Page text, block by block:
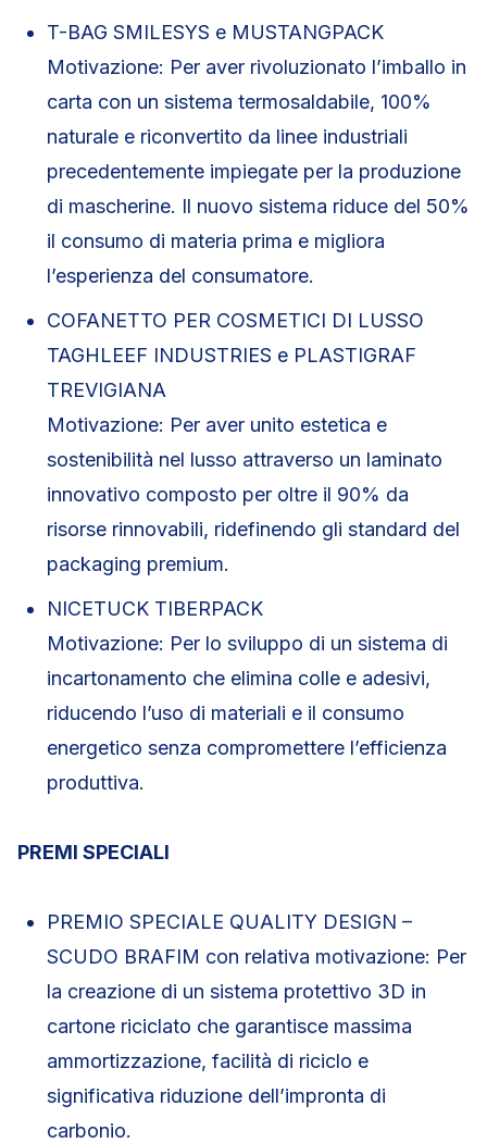
T-BAG SMILESYS e MUSTANGPACK
Motivazione: Per aver rivoluzionato l’imballo in
carta con un sistema termosaldabile, 100%
naturale e riconvertito da linee industriali
precedentemente impiegate per la produzione
di mascherine. Il nuovo sistema riduce del 50%
il consumo di materia prima e migliora
l’esperienza del consumatore.
COFANETTO PER COSMETICI DI LUSSO
TAGHLEEF INDUSTRIES e PLASTIGRAF
TREVIGIANA
Motivazione: Per aver unito estetica e
sostenibilità nel lusso attraverso un laminato
innovativo composto per oltre il 90% da
risorse rinnovabili, ridefinendo gli standard del
packaging premium.
NICETUCK TIBERPACK
Motivazione: Per lo sviluppo di un sistema di
incartonamento che elimina colle e adesivi,
riducendo l’uso di materiali e il consumo
energetico senza compromettere l’efficienza
produttiva.
PREMI SPECIALI
PREMIO SPECIALE QUALITY DESIGN –
SCUDO BRAFIM con relativa motivazione: Per
la creazione di un sistema protettivo 3D in
cartone riciclato che garantisce massima
ammortizzazione, facilità di riciclo e
significativa riduzione dell’impronta di
carbonio.